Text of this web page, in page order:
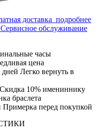
доставка подробнее
Сервисное обслуживание
часы
цена
Легко вернуть в
Скидка 10% имениннику
браслета
Примерка перед покупкой